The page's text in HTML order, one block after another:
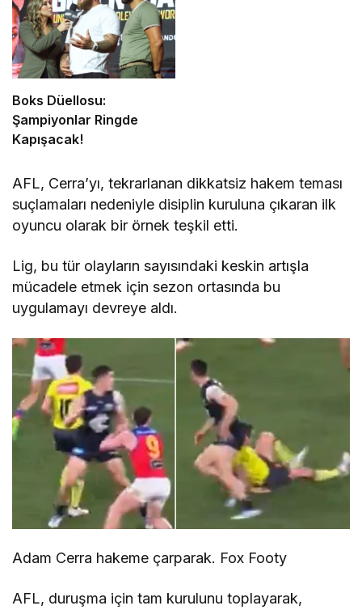
Boks Düellosu:
Şampiyonlar Ringde
Kapışacak!
AFL, Cerra’yı, tekrarlanan dikkatsiz hakem teması
suçlamaları nedeniyle disiplin kuruluna çıkaran ilk
oyuncu olarak bir örnek teşkil etti.
Lig, bu tür olayların sayısındaki keskin artışla
mücadele etmek için sezon ortasında bu
uygulamayı devreye aldı.
Adam Cerra hakeme çarparak. Fox Footy
AFL, duruşma için tam kurulunu toplayarak,